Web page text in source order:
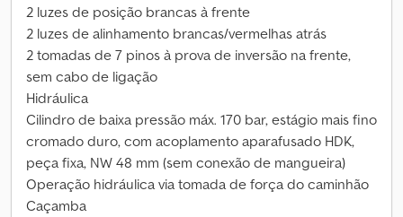
2 luzes de posição brancas à frente
2 luzes de alinhamento brancas/vermelhas atrás
2 tomadas de 7 pinos à prova de inversão na frente,
sem cabo de ligação
Hidráulica
Cilindro de baixa pressão máx. 170 bar, estágio mais fino
cromado duro, com acoplamento aparafusado HDK,
peça fixa, NW 48 mm (sem conexão de mangueira)
Operação hidráulica via tomada de força do caminhão
Caçamba